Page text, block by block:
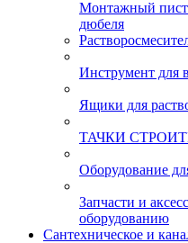
Монтажный
дюбеля
Инструмент для
Ящики для
ТАЧКИ
Оборудование
Запчасти и
оборудованию
Сантехническое и